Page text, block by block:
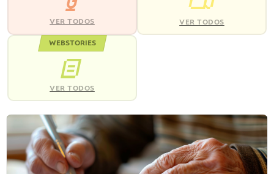
VER TODOS VER TODOS
WEBSTORIES
VER TODOS